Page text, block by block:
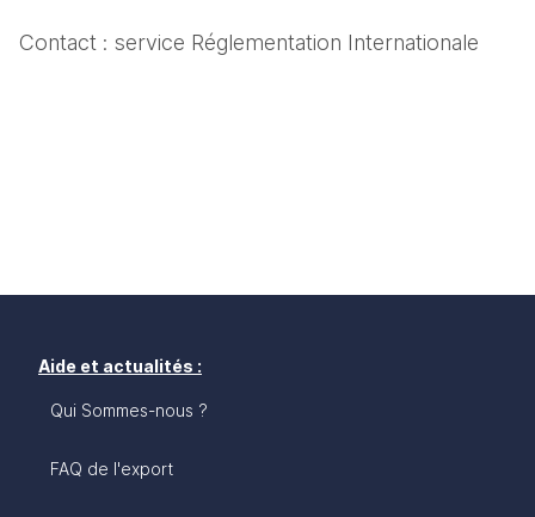
Contact : service Réglementation Internationale
Aide et actualités :
Qui Sommes-nous ?
FAQ de l'export